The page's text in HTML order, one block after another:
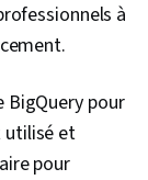
à
BigQuery pour
utilisé et
pour